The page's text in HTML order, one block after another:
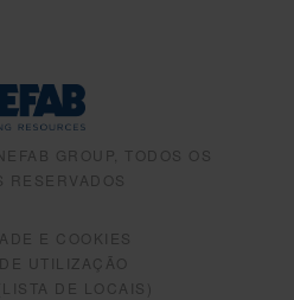
GROUP, TODOS OS
RESERVADOS
E COOKIES
UTILIZAÇÃO
DE LOCAIS)